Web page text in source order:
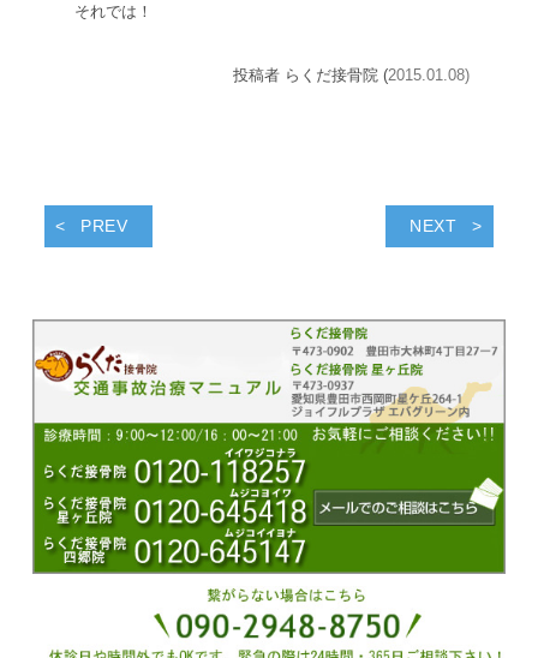
それでは！
投稿者 らくだ接骨院 (2015.01.08)
PREV NEXT